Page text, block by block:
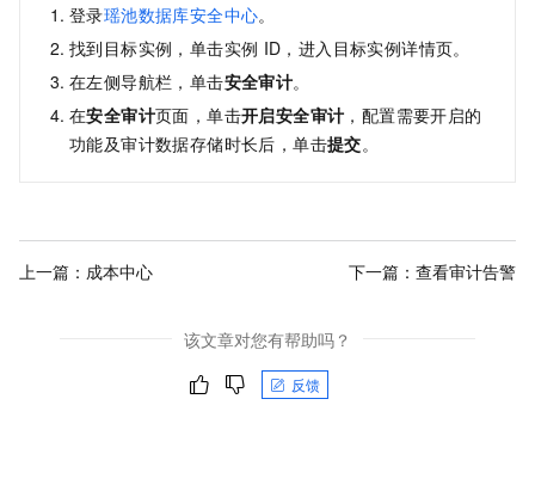
登录瑶池数据库安全中心。
找到目标实例，单击实例 ID，进入目标实例详情页。
在左侧导航栏，单击安全审计。
在安全审计页面，单击开启安全审计 ，配置需要开启的
功能及审计数据存储时长后，单击提交。
上一篇： 成本中心 下一篇： 查看审计告警
该文章对您有帮助吗？
反馈